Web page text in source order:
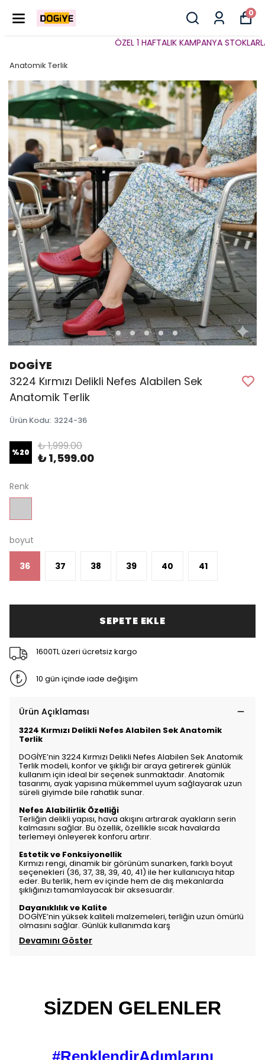
0
ÖZEL 1 HAFTALIK KAMPANYA STOKLARLA
Anatomik Terlik
DOGİYE
3224 Kırmızı Delikli Nefes Alabilen Sek
Anatomik Terlik
Ürün Kodu: 3224-36
%20 ₺ 1,999.00
₺ 1,599.00
Renk
boyut
36 37 38 39 40 41
SEPETE EKLE
1600TL üzeri ücretsiz kargo
10 gün içinde iade değişim
Ürün Açıklaması
3224 Kırmızı Delikli Nefes Alabilen Sek Anatomik
Terlik
DOGİYE’nin 3224 Kırmızı Delikli Nefes Alabilen Sek Anatomik
Terlik modeli, konfor ve şıklığı bir araya getirerek günlük
kullanım için ideal bir seçenek sunmaktadır. Anatomik
tasarımı, ayak yapısına mükemmel uyum sağlayarak uzun
süreli giyimde bile rahatlık sunar.
Nefes Alabilirlik Özelliği
Terliğin delikli yapısı, hava akışını artırarak ayakların serin
kalmasını sağlar. Bu özellik, özellikle sıcak havalarda
terlemeyi önleyerek konforu artırır.
Estetik ve Fonksiyonellik
Kırmızı rengi, dinamik bir görünüm sunarken, farklı boyut
seçenekleri (36, 37, 38, 39, 40, 41) ile her kullanıcıya hitap
eder. Bu terlik, hem ev içinde hem de dış mekanlarda
şıklığınızı tamamlayacak bir aksesuardır.
Dayanıklılık ve Kalite
DOGİYE’nin yüksek kaliteli malzemeleri, terliğin uzun ömürlü
olmasını sağlar. Günlük kullanımda karş
Devamını Göster
SİZDEN GELENLER